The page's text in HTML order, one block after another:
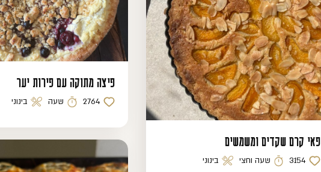
פאי קרם שקדים ומשמשים
כמות לייקים
3154 זמן הכנהשעה וחצי רמת קושי
בינוני
פיצה מתוקה עם פירות יער
כמות לייקים
2764 זמן הכנה
שעה רמת קושי
בינוני